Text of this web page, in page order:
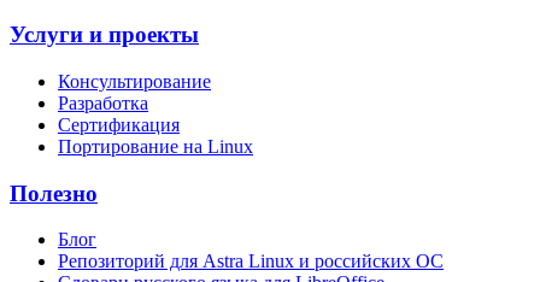
Услуги и проекты
Консультирование
Разработка
Сертификация
Портирование на Linux
Полезно
Блог
Репозиторий для Astra Linux и российских ОС